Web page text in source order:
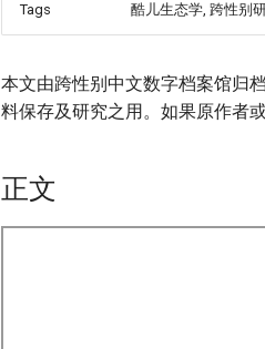
Tags 酷儿生态学, 跨性别
本文由跨性别中文数字档案馆归
料保存及研究之用。如果原作者
正文